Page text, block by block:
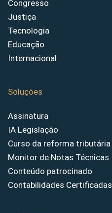
Congresso
Justiça
Tecnologia
Educação
Internacional
Soluções
Assinatura
IA Legislação
Curso da reforma tributária
Monitor de Notas Técnicas
Conteúdo patrocinado
Contabilidades Certificadas